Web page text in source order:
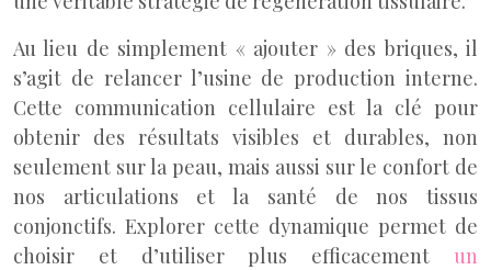
Au lieu de simplement « ajouter » des briques, il
s’agit de relancer l’usine de production interne.
Cette communication cellulaire est la clé pour
obtenir des résultats visibles et durables, non
seulement sur la peau, mais aussi sur le confort de
nos articulations et la santé de nos tissus
conjonctifs. Explorer cette dynamique permet de
choisir et d’utiliser plus efficacement un